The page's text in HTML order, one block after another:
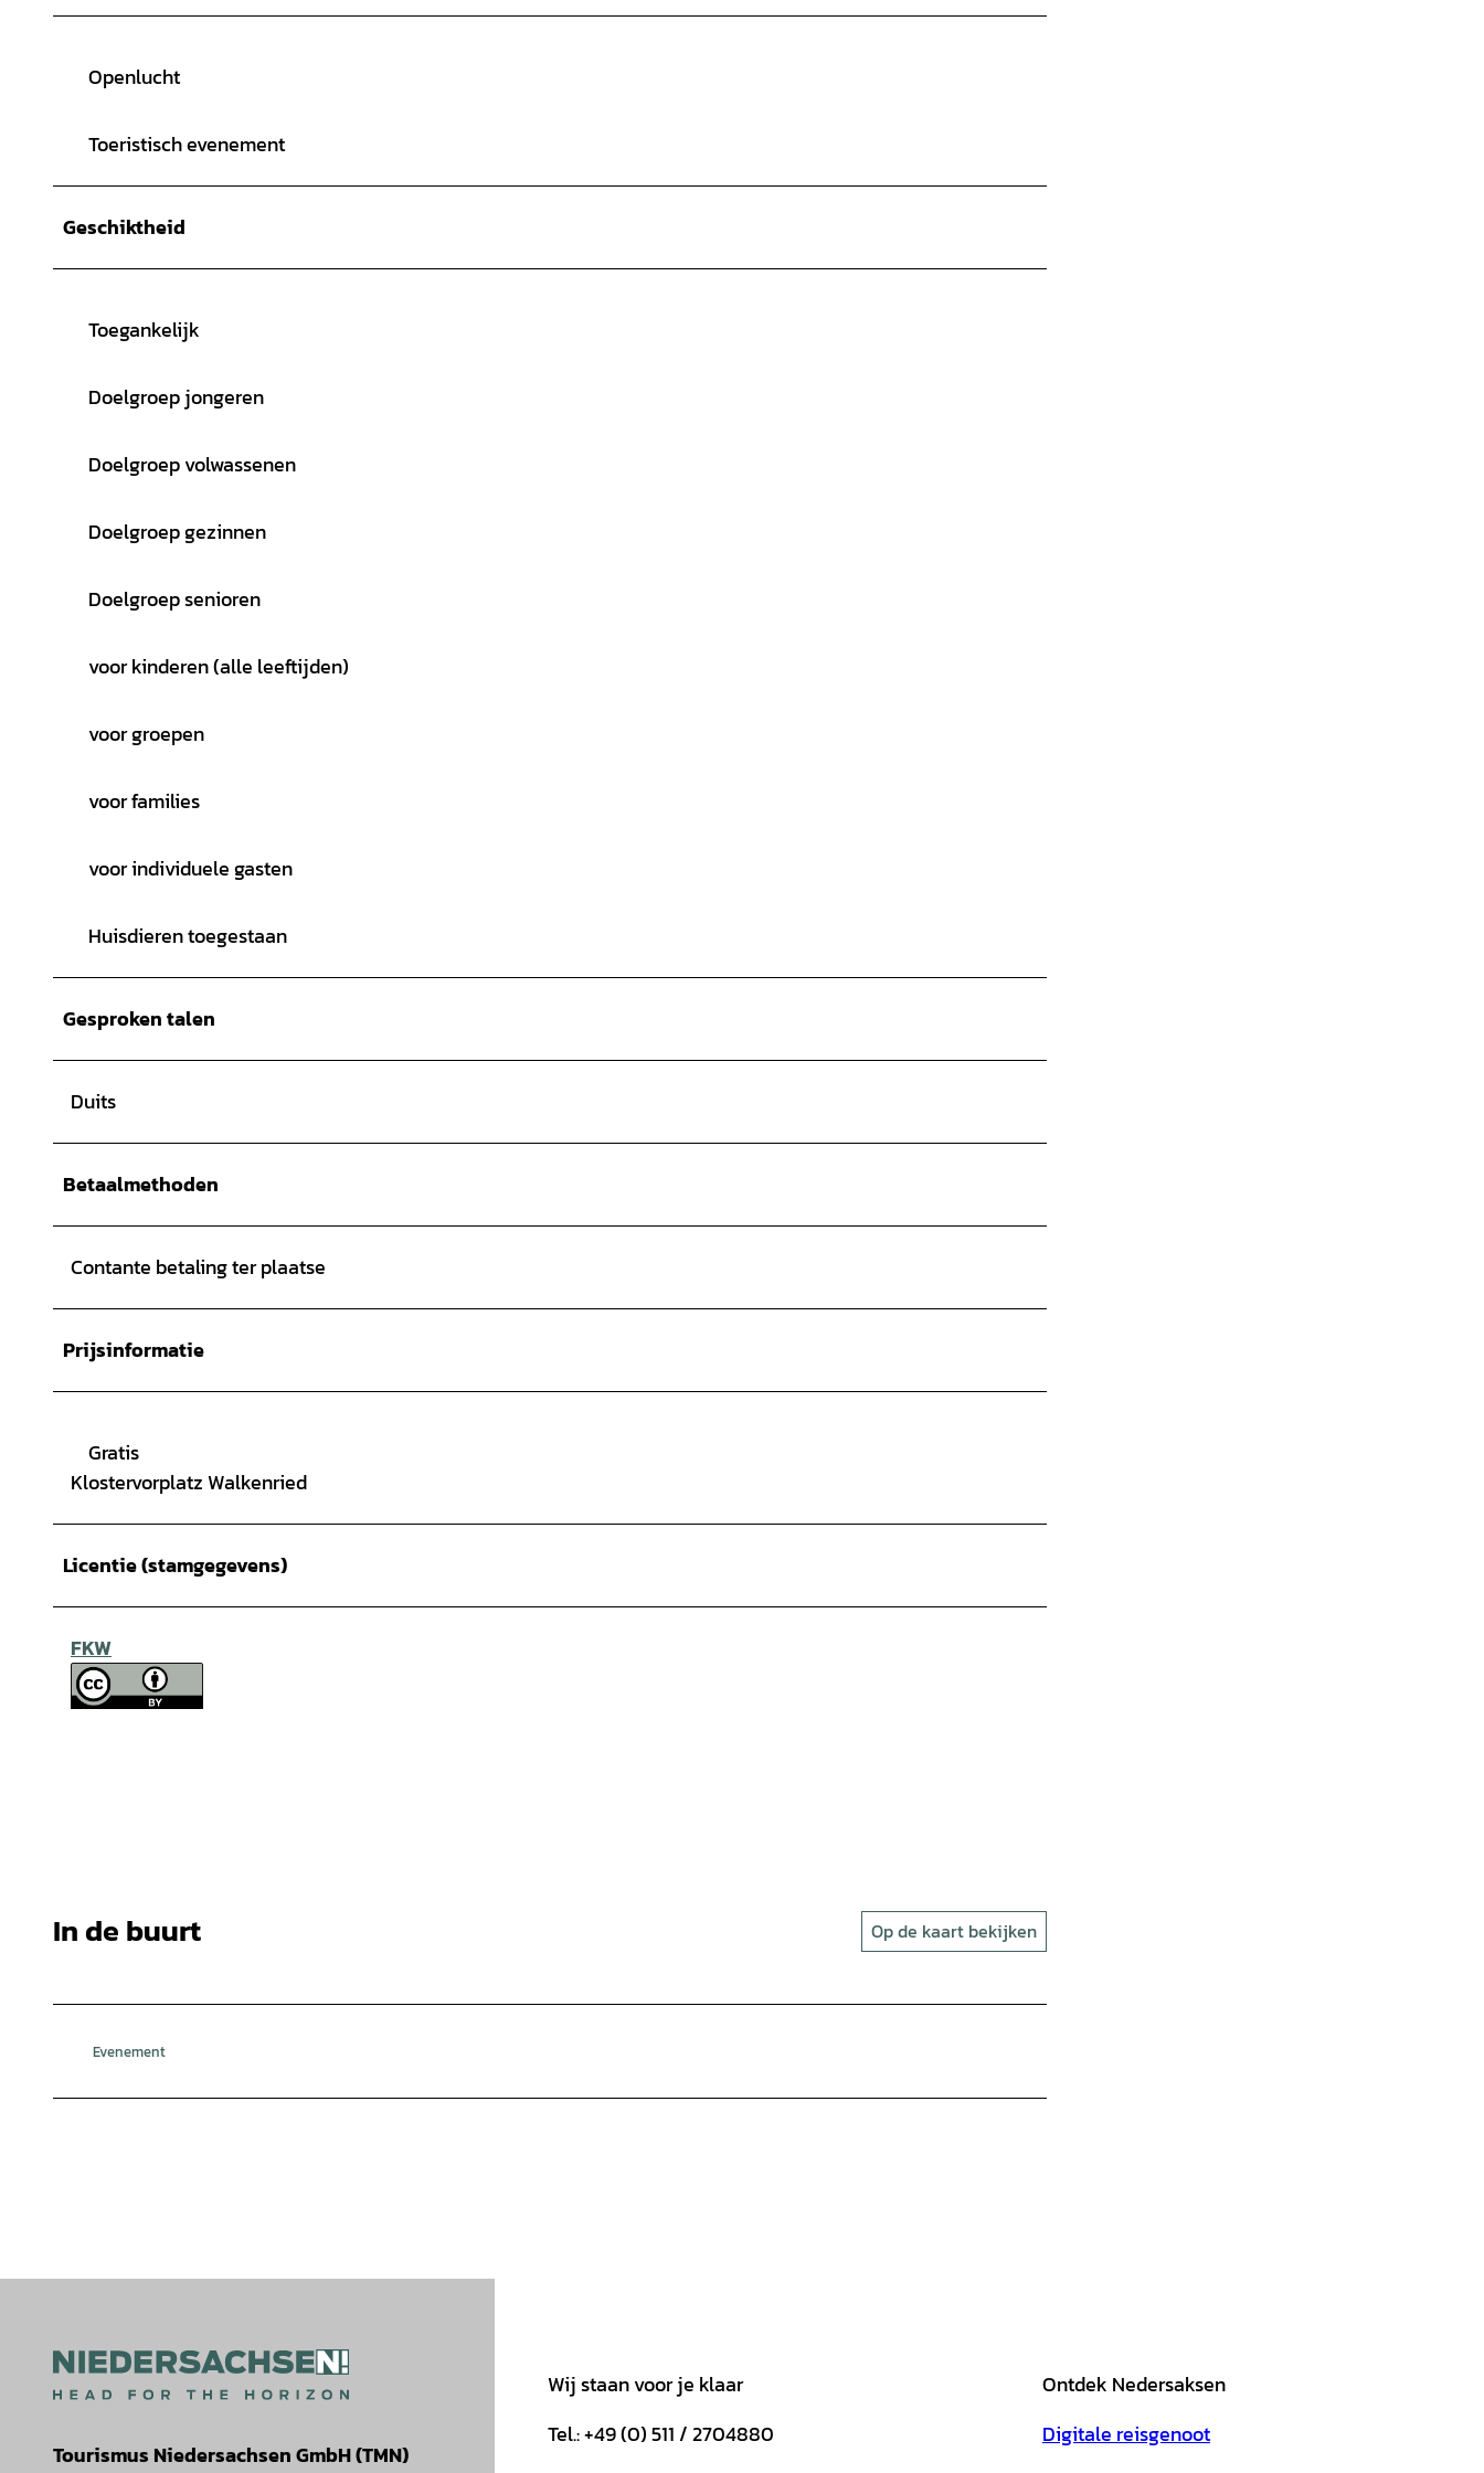
Openlucht
Toeristisch evenement
Geschiktheid
Toegankelijk
Doelgroep jongeren
Doelgroep volwassenen
Doelgroep gezinnen
Doelgroep senioren
voor kinderen (alle leeftijden)
voor groepen
voor families
voor individuele gasten
Huisdieren toegestaan
Gesproken talen
Duits
Betaalmethoden
Contante betaling ter plaatse
Prijsinformatie
Gratis
Klostervorplatz Walkenried
Licentie (stamgegevens)
FKW
In de buurt Op de kaart bekijken
Evenement
Tourismus Niedersachsen GmbH (TMN)
Wij staan voor je klaar
Tel.: +49 (0) 511 / 2704880
Ontdek Nedersaksen
Digitale reisgenoot